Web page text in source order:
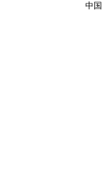
中